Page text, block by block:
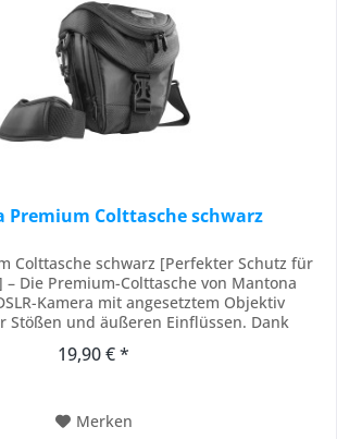
Premium Colttasche schwarz
Colttasche schwarz [Perfekter Schutz für
– Die Premium-Colttasche von Mantona
Kamera mit angesetztem Objektiv
Stößen und äußeren Einflüssen. Dank
für Fotografie im Studio, auf Reisen oder
19,90 € *
Merken